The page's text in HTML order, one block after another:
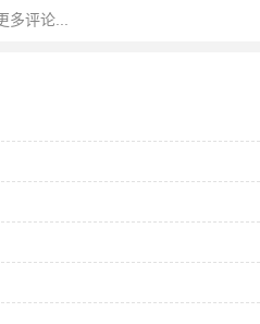
多评论...